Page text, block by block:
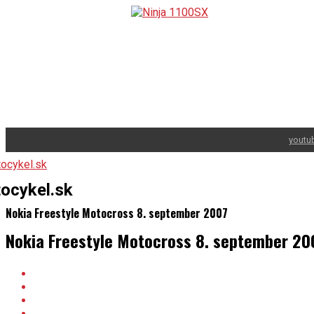
Nokia Freestyle Motocross 8. september 2007
Nokia Freestyle Motocross 8. september